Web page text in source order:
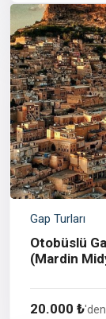
Gap Turları
Otobüslü
(Mardin
20.000 ₺